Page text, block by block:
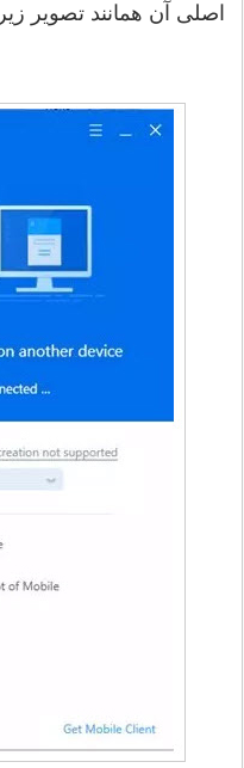
اصلی آن همانند تصویر